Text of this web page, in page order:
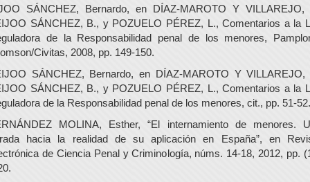
SÁNCHEZ, Bernardo, en DÍAZ-MAROTO Y VILLAREJO,
SÁNCHEZ, B., y POZUELO PÉREZ, L., Comentarios a la
de la Responsabilidad penal de los menores,
Civitas, 2008, pp. 149-150.
SÁNCHEZ, Bernardo, en DÍAZ-MAROTO Y VILLAREJO,
SÁNCHEZ, B., y POZUELO PÉREZ, L., Comentarios a la
de la Responsabilidad penal de los menores, cit., pp. 51-52.
MOLINA, Esther, “El internamiento de menores.
hacia la realidad de su aplicación en España”, en
de Ciencia Penal y Criminología, núms. 14-18, 2012, pp.